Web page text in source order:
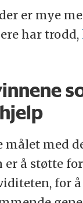
er mye
har trodd,
målet med
å støtte
for